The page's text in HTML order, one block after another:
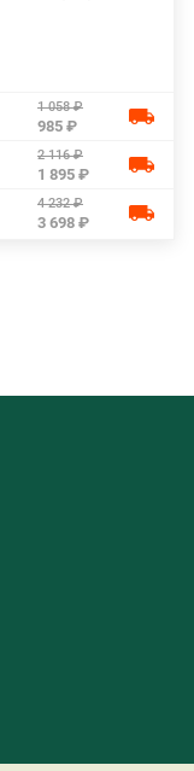
подходящий для
предлагается
по номеру
1 058 ₽
985 ₽
2 116 ₽
1 895 ₽
4 232 ₽
3 698 ₽